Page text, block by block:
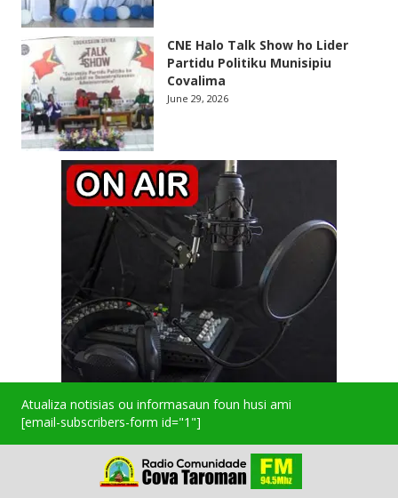
CNE Halo Talk Show ho Lider
Partidu Politiku Munisipiu
Covalima
June 29, 2026
Atualiza notisias ou informasaun foun husi ami
[email-subscribers-form id="1"]